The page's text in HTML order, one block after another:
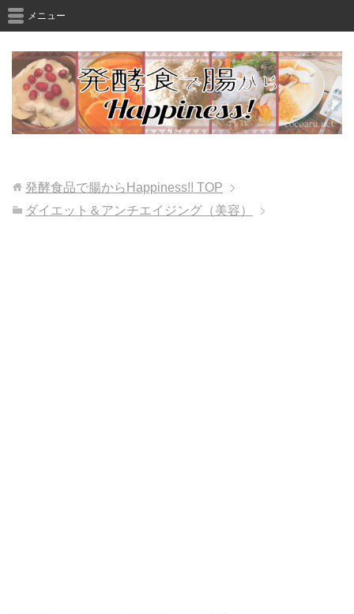
メニュー
発酵食品で腸からHappiness!! TOP
ダイエット＆アンチエイジング（美容）